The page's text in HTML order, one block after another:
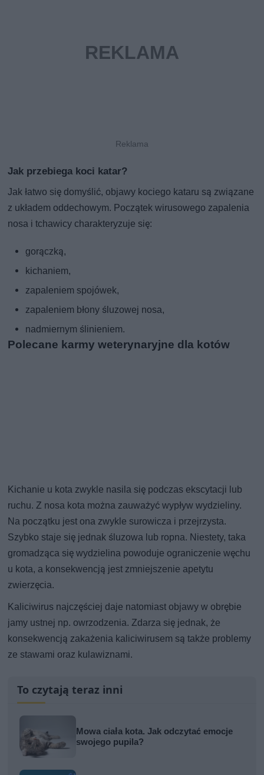
Jak przebiega koci katar?
Jak łatwo się domyślić, objawy kociego kataru są związane
z układem oddechowym. Początek wirusowego zapalenia
nosa i tchawicy charakteryzuje się:
gorączką,
kichaniem,
zapaleniem spojówek,
zapaleniem błony śluzowej nosa,
nadmiernym ślinieniem.
Polecane karmy weterynaryjne dla kotów
Kichanie u kota zwykle nasila się podczas ekscytacji lub
ruchu. Z nosa kota można zauważyć wypływ wydzieliny.
Na początku jest ona zwykle surowicza i przejrzysta.
Szybko staje się jednak śluzowa lub ropna. Niestety, taka
gromadząca się wydzielina powoduje ograniczenie węchu
u kota, a konsekwencją jest zmniejszenie apetytu
zwierzęcia.
Kaliciwirus najczęściej daje natomiast objawy w obrębie
jamy ustnej np. owrzodzenia. Zdarza się jednak, że
konsekwencją zakażenia kaliciwirusem są także problemy
ze stawami oraz kulawiznami.
To czytają teraz inni
Mowa ciała kota. Jak odczytać emocje
swojego pupila?